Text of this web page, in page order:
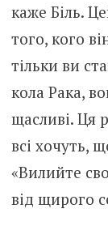
каже Біль.
того, кого
тільки ви
кола Рака,
щасливі. Ця
всі хочуть,
«Вилийте
від щирого